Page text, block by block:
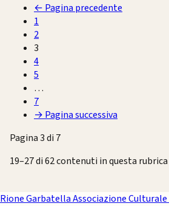
← Pagina precedente
1
2
3
4
5
…
7
→ Pagina successiva
Pagina 3 di 7
19–27 di 62 contenuti in questa rubrica
Rione GarbatellaAssociazione